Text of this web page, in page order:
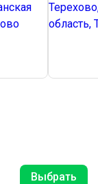
Выбрать